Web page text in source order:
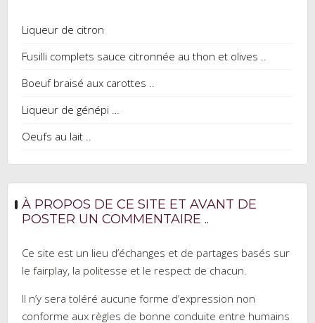
Liqueur de citron
Fusilli complets sauce citronnée au thon et olives ..
Boeuf braisé aux carottes ..
Liqueur de génépi …
Oeufs au lait ..
À PROPOS DE CE SITE ET AVANT DE
POSTER UN COMMENTAIRE ..
Ce site est un lieu d’échanges et de partages basés sur
le fairplay, la politesse et le respect de chacun.
Il n’y sera toléré aucune forme d’expression non
conforme aux règles de bonne conduite entre humains